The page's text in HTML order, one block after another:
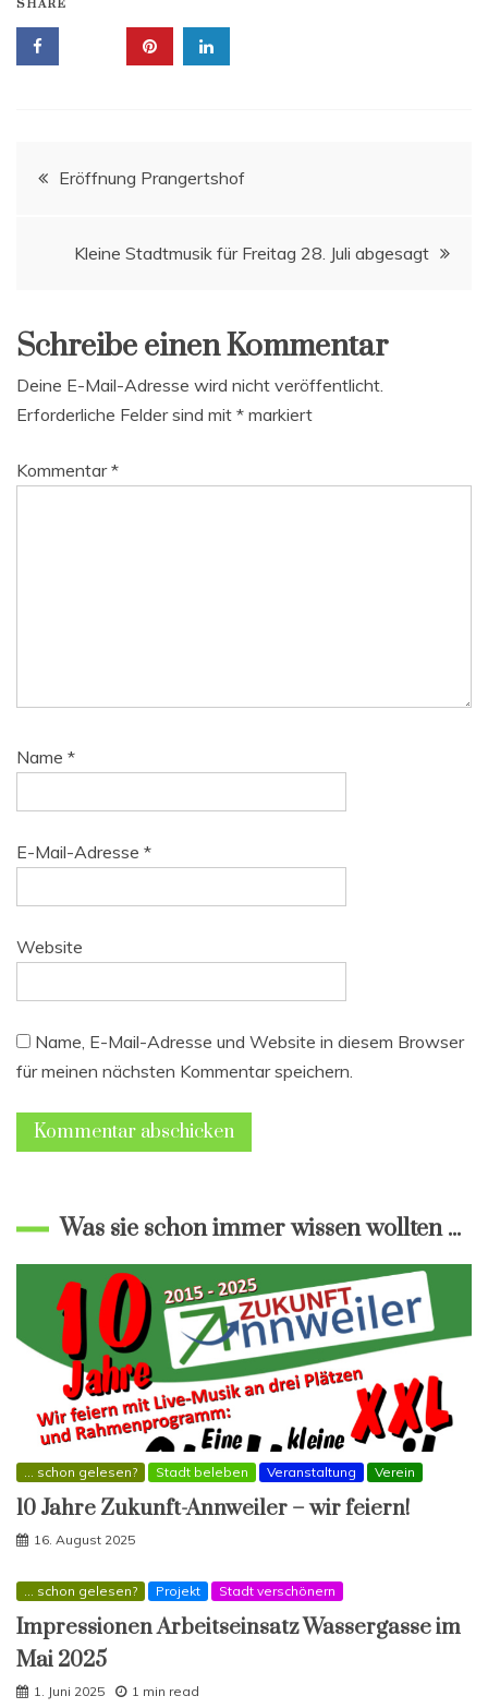
SHARE
Beitragsnavigation
Eröffnung Prangertshof
Kleine Stadtmusik für Freitag 28. Juli abgesagt
Schreibe einen Kommentar
Deine E-Mail-Adresse wird nicht veröffentlicht.
Erforderliche Felder sind mit * markiert
Kommentar*
Name *
E-Mail-Adresse *
Website
Name, E-Mail-Adresse und Website in diesem Browser
für meinen nächsten Kommentar speichern.
Was sie schon immer wissen wollten ...
... schon gelesen? Stadt beleben Veranstaltung Verein
10 Jahre Zukunft-Annweiler – wir feiern!
16. August 2025
... schon gelesen? Projekt Stadt verschönern
Impressionen Arbeitseinsatz Wassergasse im
Mai 2025
1. Juni 2025 1 min read